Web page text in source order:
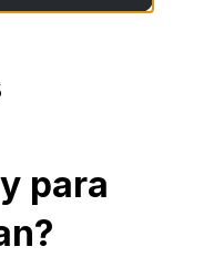
para